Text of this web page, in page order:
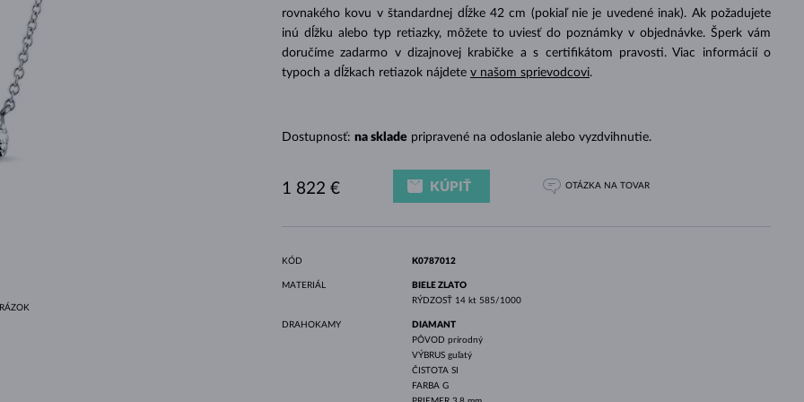
ŠTÝL SÚPRAVY BIELE ZLATO
ZLATO
ZLATO
RUŽOVÉ ZLATO
NÁHRDELNÍKY
PERLY
OSADENIE BIELE ZLATO
ZLATO
VRSTVENÍ
MAMIČKU TIPY NA DARČEKYrovnakého kovu v štandardnej dĺžke 42 cm (pokiaľ nie je uvedené inak). Ak požadujete
inú dĺžku alebo typ retiazky, môžete to uviesť do poznámky v objednávke. Šperk vám
doručíme zadarmo v dizajnovej krabičke a s certifikátom pravosti. Viac informácií o
typoch a dĺžkach retiazok nájdete v našom sprievodcovi.
Dostupnosť: na sklade pripravené na odoslanie alebo vyzdvihnutie.
1 822 € KÚPIŤ OTÁZKA NA TOVAR
KÓD K0787012
MATERIÁL
BIELE ZLATO
RÝDZOSŤ 14 kt 585/1000
DRAHOKAMY
DIAMANT
PÔVOD prírodný
VÝBRUS guľatý
ČISTOTA SI
FARBA G